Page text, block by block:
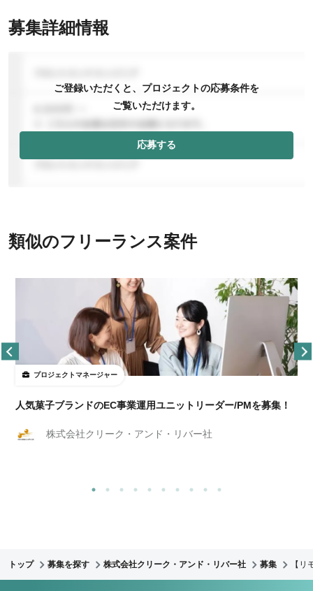
募集詳細情報
ご登録いただくと、プロジェクトの応募条件を
ご覧いただけます。
応募する
類似のフリーランス案件
プロジェクトマネージャー
人気菓子ブランドのEC事業運用ユニットリーダー/PMを募集！
株式会社クリーク・アンド・リバー社
トップ 募集を探す 株式会社クリーク・アンド・リバー社 募集 【